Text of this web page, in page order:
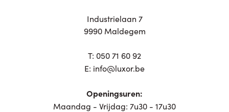
Industrielaan 7
9990 Maldegem
T: 050 71 60 92
E: info@luxor.be
Openingsuren:
Maandag - Vrijdag: 7u30 - 17u30